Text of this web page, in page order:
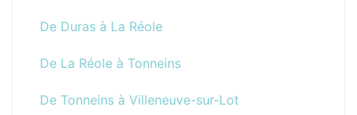
De Duras à La Réole
De La Réole à Tonneins
De Tonneins à Villeneuve-sur-Lot